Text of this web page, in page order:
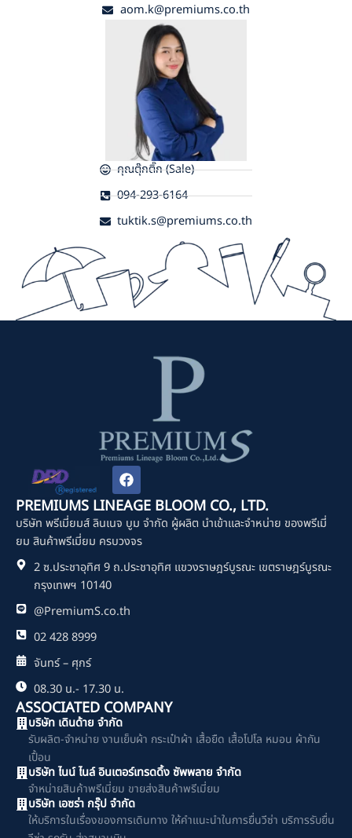
aom.k@premiums.co.th
คุณตุ๊กติ๊ก (Sale)
094-293-6164
tuktik.s@premiums.co.th
F
a
c
e
b
o
k
PREMIUMS LINEAGE BLOOM CO., LTD.
บริษัท พรีเมี่ยมส์ ลินเนจ บูม จำกัด ผู้ผลิต นำเข้าและจำหน่าย ของพรีเมี่
ยม สินค้าพรีเมี่ยม ครบวงจร
2 ซ.ประชาอุทิศ 9 ถ.ประชาอุทิศ แขวงราษฎร์บูรณะ เขตราษฎร์บูรณะ
กรุงเทพฯ 10140
@PremiumS.co.th
02 428 8999
จันทร์ – ศุกร์
08.30 น.- 17.30 น.
ASSOCIATED COMPANY
บริษัท เดินด้าย จำกัด
รับผลิต-จำหน่าย งานเย็บผ้า กระเป๋าผ้า เสื้อยืด เสื้อโปโล หมอน ผ้ากัน
เปื้อน
บริษัท ไนน์ ไนล์ อินเตอร์เทรดดิ้ง ซัพพลาย จำกัด
จำหน่ายสินค้าพรีเมี่ยม ขายส่งสินค้าพรีเมี่ยม
บริษัท เอซร่า กรุ๊ป จำกัด
ให้บริการในเรื่องของการเดินทาง ให้คำแนะนำในการยื่นวีซ่า บริการรับยื่น